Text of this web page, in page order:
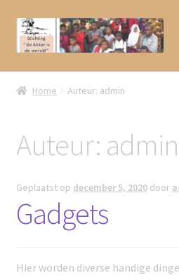
Ga
door
Ga
naar
Home
Checkout
CONTACT
Handpoppen
Home Auteur: admin
Auteur: admin
Geplaatst op december 5, 2020 door
Gadgets
Hier worden diverse handige